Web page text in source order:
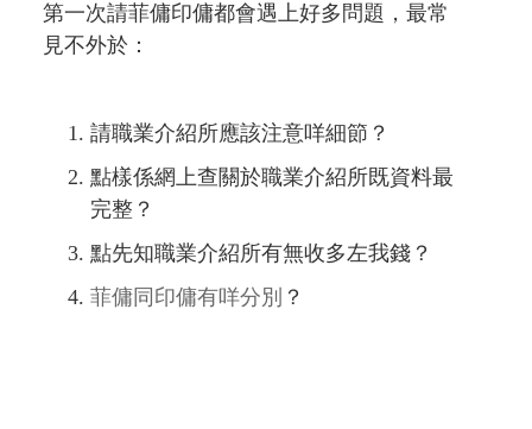
第一次請菲傭印傭都會遇上好多問題，最常
見不外於：
請職業介紹所應該注意咩細節？
點樣係網上查關於職業介紹所既資料最
完整？
點先知職業介紹所有無收多左我錢？
菲傭同印傭有咩分別 ？